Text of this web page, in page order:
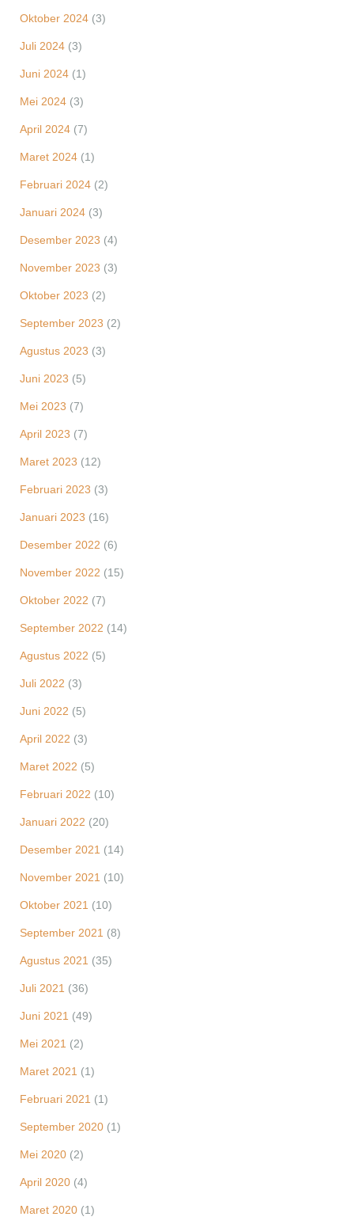
Oktober 2024 (3)
Juli 2024 (3)
Juni 2024 (1)
Mei 2024 (3)
April 2024 (7)
Maret 2024 (1)
Februari 2024 (2)
Januari 2024 (3)
Desember 2023 (4)
November 2023 (3)
Oktober 2023 (2)
September 2023 (2)
Agustus 2023 (3)
Juni 2023 (5)
Mei 2023 (7)
April 2023 (7)
Maret 2023 (12)
Februari 2023 (3)
Januari 2023 (16)
Desember 2022 (6)
November 2022 (15)
Oktober 2022 (7)
September 2022 (14)
Agustus 2022 (5)
Juli 2022 (3)
Juni 2022 (5)
April 2022 (3)
Maret 2022 (5)
Februari 2022 (10)
Januari 2022 (20)
Desember 2021 (14)
November 2021 (10)
Oktober 2021 (10)
September 2021 (8)
Agustus 2021 (35)
Juli 2021 (36)
Juni 2021 (49)
Mei 2021 (2)
Maret 2021 (1)
Februari 2021 (1)
September 2020 (1)
Mei 2020 (2)
April 2020 (4)
Maret 2020 (1)